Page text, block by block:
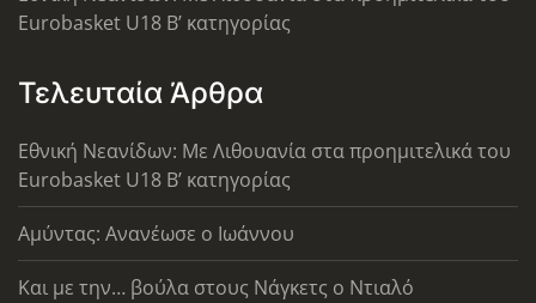
Eurobasket U18 Β’ κατηγορίας
Τελευταία Άρθρα
Εθνική Νεανίδων: Με Λιθουανία στα προημιτελικά του
Eurobasket U18 Β’ κατηγορίας
Αμύντας: Ανανέωσε ο Ιωάννου
Και με την… βούλα στους Νάγκετς ο Ντιαλό